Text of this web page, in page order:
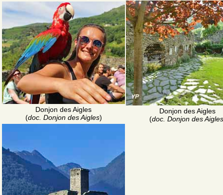
Donjon des Aigles
(doc. Donjon des Aigles)
Donjon des Aigles
(doc. Donjon des Aigles